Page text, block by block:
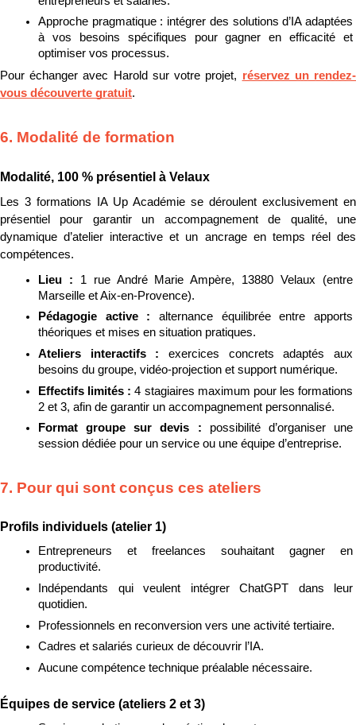
Approche pragmatique : intégrer des solutions d’IA adaptées
à vos besoins spécifiques pour gagner en efficacité et
optimiser vos processus.
Pour échanger avec Harold sur votre projet, réservez un rendez-
vous découverte gratuit.
6. Modalité de formation
Modalité, 100 % présentiel à Velaux
Les 3 formations IA Up Académie se déroulent exclusivement en
présentiel pour garantir un accompagnement de qualité, une
dynamique d’atelier interactive et un ancrage en temps réel des
compétences.
Lieu : 1 rue André Marie Ampère, 13880 Velaux (entre
Marseille et Aix-en-Provence).
Pédagogie active : alternance équilibrée entre apports
théoriques et mises en situation pratiques.
Ateliers interactifs : exercices concrets adaptés aux
besoins du groupe, vidéo-projection et support numérique.
Effectifs limités : 4 stagiaires maximum pour les formations
2 et 3, afin de garantir un accompagnement personnalisé.
Format groupe sur devis : possibilité d’organiser une
session dédiée pour un service ou une équipe d’entreprise.
7. Pour qui sont conçus ces ateliers
Profils individuels (atelier 1)
Entrepreneurs et freelances souhaitant gagner en
productivité.
Indépendants qui veulent intégrer ChatGPT dans leur
quotidien.
Professionnels en reconversion vers une activité tertiaire.
Cadres et salariés curieux de découvrir l’IA.
Aucune compétence technique préalable nécessaire.
Équipes de service (ateliers 2 et 3)